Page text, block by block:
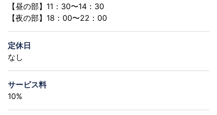
【昼の部】11：30〜14：30
【夜の部】18：00〜22：00
定休日
なし
サービス料
10%